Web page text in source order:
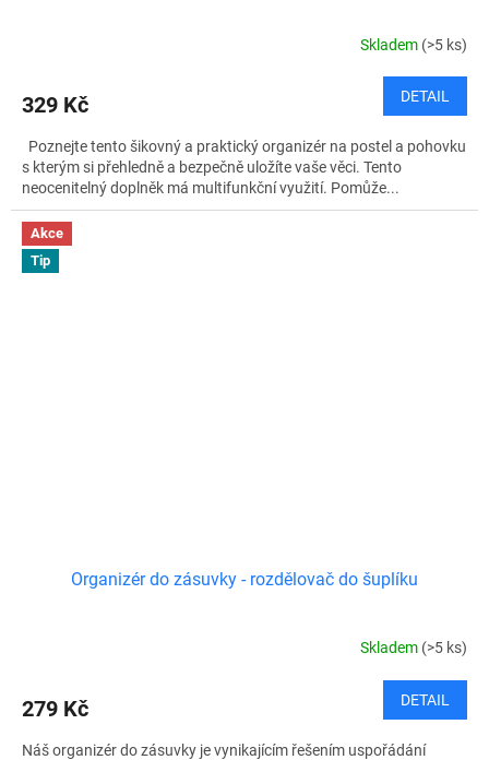
Skladem (>5 ks)
329 Kč DETAIL
Poznejte tento šikovný a praktický organizér na postel a pohovku
s kterým si přehledně a bezpečně uložíte vaše věci. Tento
neocenitelný doplněk má multifunkční využití. Pomůže...
Akce
Tip
Organizér do zásuvky - rozdělovač do šuplíku
Skladem (>5 ks)
279 Kč DETAIL
Náš organizér do zásuvky je vynikajícím řešením uspořádání